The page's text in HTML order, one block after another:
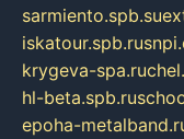
sarmiento.spb.su
iskatour.spb.ru
krygeva-spa.ru
hl-beta.spb.ru
epoha-